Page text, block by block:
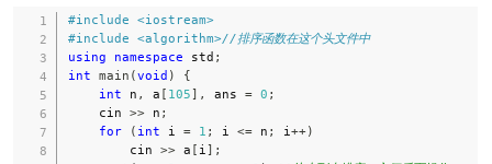
#include <iostream>
#include <algorithm>//排序函数在这个头文件中
using
namespace std ;
int main (void )
{
int n , a [ 105] , ans = 0 ;
    cin
>> n ;
for
( int i = 1 ; i <= n ; i ++)
        cin
>> a [ i ] ;